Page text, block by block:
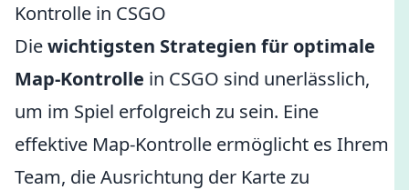
Kontrolle in CSGO
Diewichtigsten Strategien für optimale
Map-Kontrolle in CSGO sind unerlässlich,
um im Spiel erfolgreich zu sein. Eine
effektive Map-Kontrolle ermöglicht es Ihrem
Team, die Ausrichtung der Karte zu